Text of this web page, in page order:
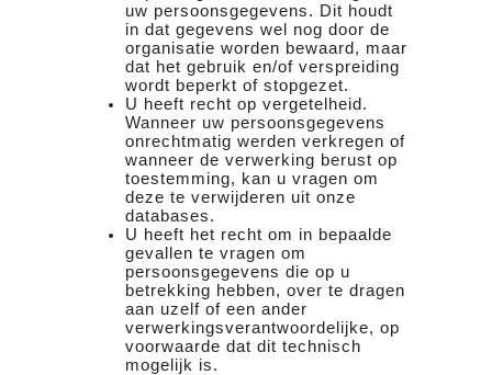
uw persoonsgegevens. Dit houdt
in dat gegevens wel nog door de
organisatie worden bewaard, maar
dat het gebruik en/of verspreiding
wordt beperkt of stopgezet.
U heeft recht op vergetelheid.
Wanneer uw persoonsgegevens
onrechtmatig werden verkregen of
wanneer de verwerking berust op
toestemming, kan u vragen om
deze te verwijderen uit onze
databases.
U heeft het recht om in bepaalde
gevallen te vragen om
persoonsgegevens die op u
betrekking hebben, over te dragen
aan uzelf of een ander
verwerkingsverantwoordelijke, op
voorwaarde dat dit technisch
mogelijk is.